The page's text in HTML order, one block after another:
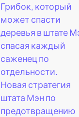
Грибок, который
может спасти
деревья в штате
спасая каждый
саженец по
отдельности.
Новая стратегия
штата Мэн по
предотвращению